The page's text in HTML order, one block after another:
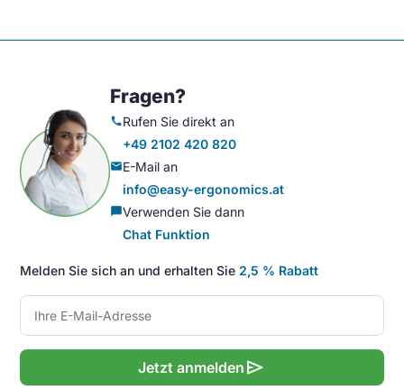
Fragen?
callRufen Sie direkt an
+49 2102 420 820
mailE-Mail an
info@easy-ergonomics.at
chat_bubbleVerwenden Sie dann
Chat Funktion
Melden Sie sich an und erhalten Sie 2,5 % Rabatt
Jetzt anmelden send